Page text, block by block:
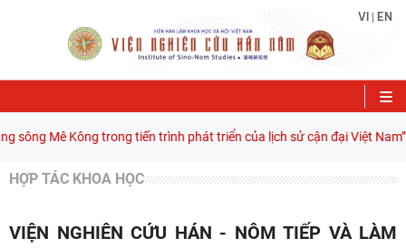
VI EN
Mê Kông trong tiến trình phát triển của lịch sử cận đại Việt Nam” -
HỢP TÁC KHOA HỌC
VIỆN NGHIÊN CỨU HÁN - NÔM TIẾP VÀ LÀM